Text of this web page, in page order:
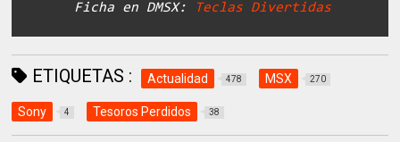
Ficha en DMSX:
Teclas Divertidas
ETIQUETAS : Actualidad 478 MSX 270
Sony 4 Tesoros Perdidos 38